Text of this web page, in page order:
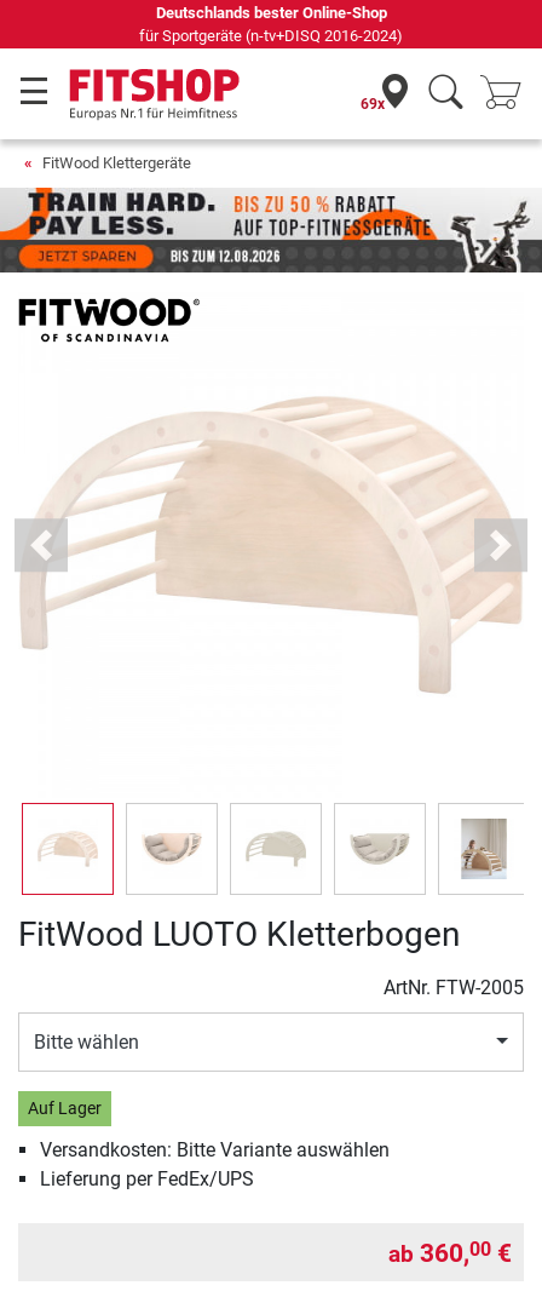
Deutschlands bester Online-Shop
für Sportgeräte (n-tv+DISQ 2016-2024)
69x
FitWood Klettergeräte
Previous Next
FitWood LUOTO Kletterbogen
ArtNr. FTW-2005
Bitte wählen
Auf Lager
Versandkosten: Bitte Variante auswählen
Lieferung per FedEx/UPS
ab 360,00 €